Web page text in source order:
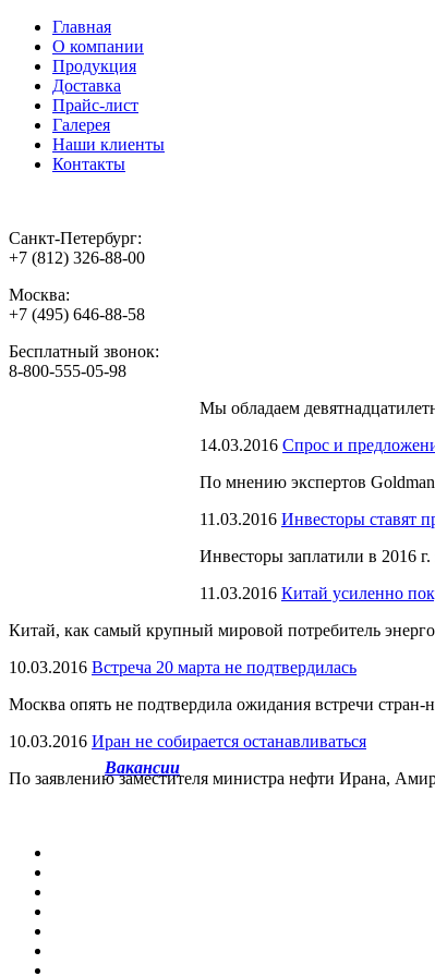
Главная
О компании
Продукция
Доставка
Прайс-лист
Галерея
Наши клиенты
Контакты
Санкт-Петербург:
+7 (812) 326-88-00
Москва:
+7 (495) 646-88-58
Бесплатный звонок:
8-800-555-05-98
Мы обладаем
14.03.2016 Спрос и
По мнению экспертов Goldman
11.03.2016 Инвесторы ставят
Инвесторы заплатили в 2016
11.03.2016 Китай усиленно
Китай, как самый крупный мировой потребитель
10.03.2016 Встреча 20 марта не подтвердилась
Москва опять не подтвердила ожидания встречи
10.03.2016 Иран не собирается останавливаться
По заявлению заместителя министра нефти Ирана,
Вакансии